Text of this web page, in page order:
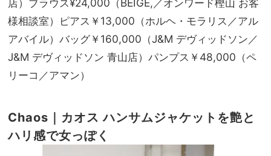
店）ブラウス¥24,000（BEIGE,／オンワード樫山 お客
様相談室）ピアス￥13,000（ホルヘ・モラリス／アル
アバイル）バッグ￥160,000（J&M デヴィッドソン／
J&M デヴィッドソン 青山店）パンプス￥48,000（ペ
リーコ／アマン）
Chaos｜カオスハンサムジャケットを艶と
ハリ感で女っぽく